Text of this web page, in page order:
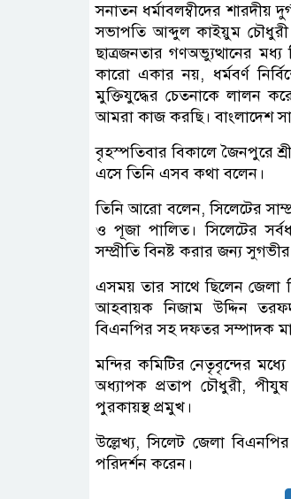
সনাতন ধর্মাবলম্বীদের শারদীয়
সভাপতি আব্দুল কাইয়ুম চৌধুরী
ছাত্রজনতার গণঅভ্যুত্থানের মধ্য
কারো একার নয়, ধর্মবর্ণ
মুক্তিযুদ্ধের চেতনাকে লালন
আমরা কাজ করছি। বাংলাদেশ
বৃহস্পতিবার বিকালে জৈনপুরে শ্রী
এসে তিনি এসব কথা বলেন।
তিনি আরো বলেন, সিলেটের
ও পূজা পালিত। সিলেটের
সম্প্রীতি বিনষ্ট করার জন্য
এসময় তার সাথে ছিলেন
আহবায়ক নিজাম উদ্দিন
বিএনপির সহ দফতর সম্পাদক
মন্দির কমিটির নেতৃবৃন্দের
অধ্যাপক প্রতাপ চৌধুরী,
পুরকায়স্থ প্রমুখ।
উল্লেখ্য, সিলেট জেলা
পরিদর্শন করেন।